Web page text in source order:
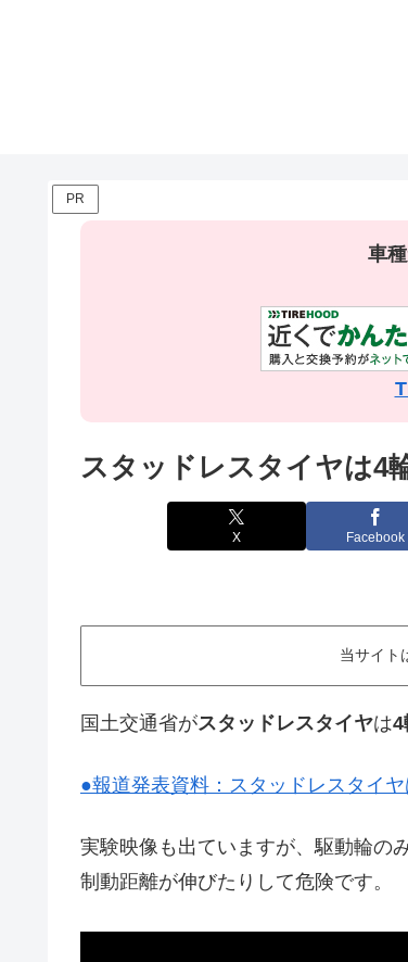
PR
車
スタッドレスタイヤは4
X Facebook
当サイト
国土交通省がスタッドレスタイヤは4
●報道発表資料：スタッドレスタイ
実験映像も出ていますが、駆動輪の
制動距離が伸びたりして危険です。